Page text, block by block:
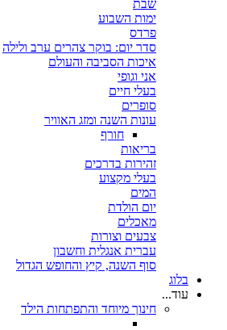
שבת
ימות השבוע
פרדס
סדר יום: בוקר צהרים ערב ולילה
איכות הסביבה והעולם
אני וגופי
בעלי חיים
סופרים
עונות השנה ומזג האוויר
חורף
בריאות
זהירות בדרכים
בעלי מקצוע
המים
יום הולדת
מאכלים
צבעים וצורות
עברית אנגלית וחשבון
סוף השנה, קיץ והחופש הגדול
בלוג
עוד...
חינוך מיוחד והתפתחות הילד